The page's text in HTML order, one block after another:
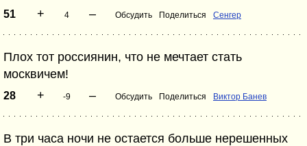
51 + 4 – Обсудить Поделиться Сенгер
Плох тот россиянин, что не мечтает стать
москвичем!
28 + -9 – Обсудить Поделиться Виктор Банев
В три часа ночи не остается больше нерешенных